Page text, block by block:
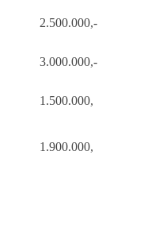
2.500.000,-
3.000.000,-
1.500.000,
1.900.000,